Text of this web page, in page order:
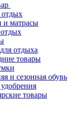
и матрасы
отдыха
товары
и сезонная обувь
товары